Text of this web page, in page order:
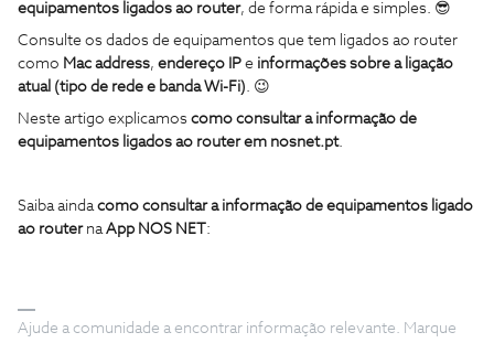
equipamentos ligados ao router, de forma rápida e simples. 😎
Consulte os dados de equipamentos que tem ligados ao router
como Mac address, endereço IP e informações sobre a ligação
atual (tipo de rede e banda Wi-Fi). 😉
Neste artigo explicamos como consultar a informação de
equipamentos ligados ao router em nosnet.pt.
Saiba aindacomo consultar a informação de equipamentos ligado
ao router naApp NOS NET :
Ajude a comunidade a encontrar informação relevante. Marque